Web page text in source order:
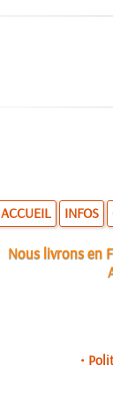
ACCUEIL INFOS
Nous livrons en
•